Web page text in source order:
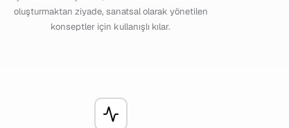
oluşturmaktan ziyade, sanatsal olarak yönetilen
konseptler için kullanışlı kılar.